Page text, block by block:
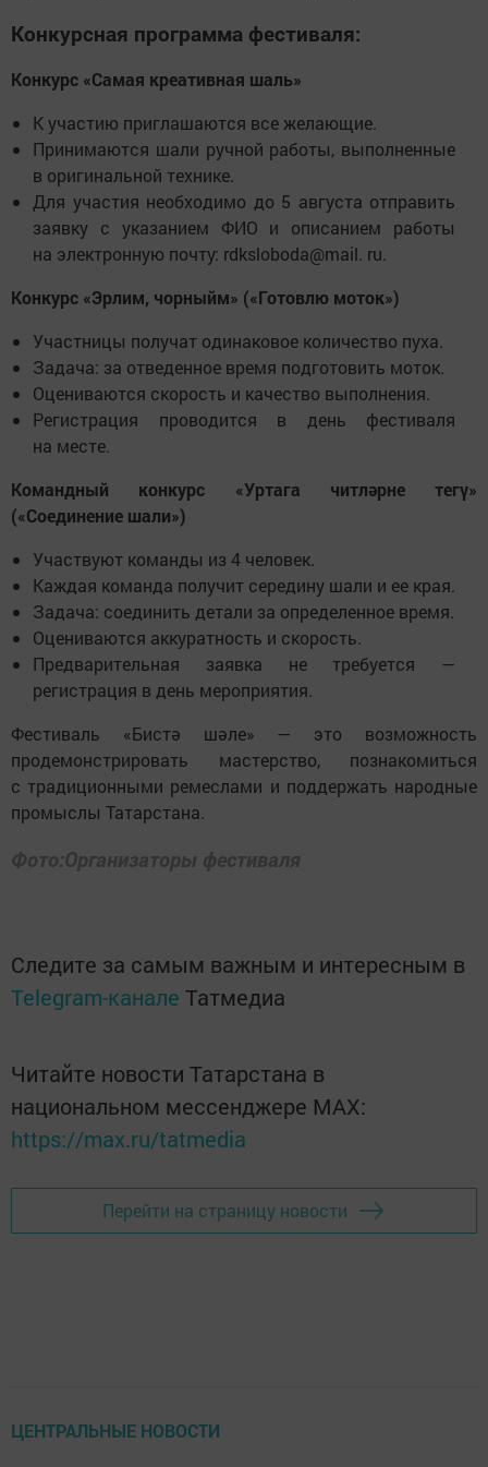
Конкурсная программа фестиваля:
Конкурс «Самая креативная шаль»
К участию приглашаются все желающие.
Принимаются шали ручной работы, выполненные
в оригинальной технике.
Для участия необходимо до 5 августа отправить
заявку с указанием ФИО и описанием работы
на электронную почту: rdksloboda@mail. ru.
Конкурс «Эрлим, чорныйм» («Готовлю моток»)
Участницы получат одинаковое количество пуха.
Задача: за отведенное время подготовить моток.
Оцениваются скорость и качество выполнения.
Регистрация проводится в день фестиваля
на месте.
Командный конкурс «Уртага читләрне тегү»
(«Соединение шали»)
Участвуют команды из 4 человек.
Каждая команда получит середину шали и ее края.
Задача: соединить детали за определенное время.
Оцениваются аккуратность и скорость.
Предварительная заявка не требуется —
регистрация в день мероприятия.
Фестиваль «Бистә шәле» — это возможность
продемонстрировать мастерство, познакомиться
с традиционными ремеслами и поддержать народные
промыслы Татарстана.
Фото:Организаторы фестиваля
Следите за самым важным и интересным в
Telegram-канале Татмедиа
Читайте новости Татарстана в
национальном мессенджере MАХ:
https://max.ru/tatmedia
Перейти на страницу новости
ЦЕНТРАЛЬНЫЕ НОВОСТИ